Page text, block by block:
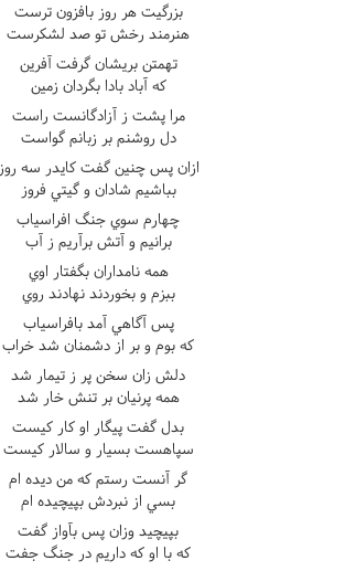
بزرگيت هر روز بافزون ترست
هنرمند رخش تو صد لشکرست
تهمتن بريشان گرفت آفرين
که آباد بادا بگردان زمين
مرا پشت ز آزادگانست راست
دل روشنم بر زبانم گواست
ازان پس چنين گفت کايدر سه روز
بباشيم شادان و گيتي فروز
چهارم سوي جنگ افراسياب
برانيم و آتش برآريم ز آب
همه نامداران بگفتار اوي
ببزم و بخوردند نهادند روي
پس آگاهي آمد بافراسياب
که بوم و بر از دشمنان شد خراب
دلش زان سخن پر ز تيمار شد
همه پرنيان بر تنش خار شد
بدل گفت پيگار او کار کيست
سپاهست بسيار و سالار کيست
گر آنست رستم که من ديده ام
بسي از نبردش بپيچيده ام
بپيچيد وزان پس بآواز گفت
که با او که داريم در جنگ جفت